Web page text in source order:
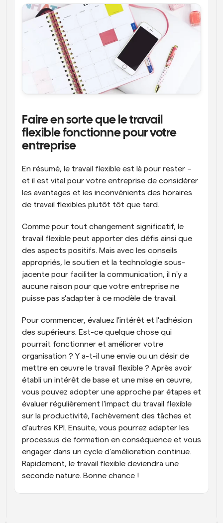
Faire en sorte que le travail
flexible fonctionne pour votre
entreprise
En résumé, le travail flexible est là pour rester –
et il est vital pour votre entreprise de considérer
les avantages et les inconvénients des horaires
de travail flexibles plutôt tôt que tard.
Comme pour tout changement significatif, le
travail flexible peut apporter des défis ainsi que
des aspects positifs. Mais avec les conseils
appropriés, le soutien et la technologie sous-
jacente pour faciliter la communication, il n'y a
aucune raison pour que votre entreprise ne
puisse pas s'adapter à ce modèle de travail.
Pour commencer, évaluez l'intérêt et l'adhésion
des supérieurs. Est-ce quelque chose qui
pourrait fonctionner et améliorer votre
organisation ? Y a-t-il une envie ou un désir de
mettre en œuvre le travail flexible ? Après avoir
établi un intérêt de base et une mise en œuvre,
vous pouvez adopter une approche par étapes et
évaluer régulièrement l'impact du travail flexible
sur la productivité, l'achèvement des tâches et
d'autres KPI. Ensuite, vous pourrez adapter les
processus de formation en conséquence et vous
engager dans un cycle d'amélioration continue.
Rapidement, le travail flexible deviendra une
seconde nature. Bonne chance !